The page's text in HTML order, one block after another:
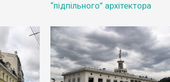
“підпільного” архітектора